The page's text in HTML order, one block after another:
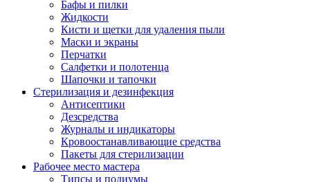
Бафы и пилки
Жидкости
Кисти и щетки для удаления пыли
Маски и экраны
Перчатки
Салфетки и полотенца
Шапочки и тапочки
Стерилизация и дезинфекция
Антисептики
Дезсредства
Журналы и индикаторы
Кровоостанавливающие средства
Пакеты для стерилизации
Рабочее место мастера
Типсы и подиумы